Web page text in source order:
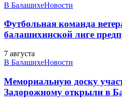
В БалашихеНовости
Футбольная команда
балашихинской лиге
7 августа
В БалашихеНовости
Мемориальную доску
Задорожному открыли в